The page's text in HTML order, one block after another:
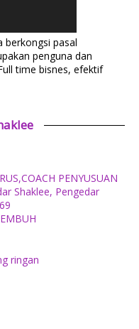
berkongsi pasal
penguna dan
time bisnes, efektif
PENYUSUAN
Shaklee, Pengedar
ringan